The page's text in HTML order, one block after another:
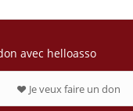
avec helloasso
Je veux faire un don